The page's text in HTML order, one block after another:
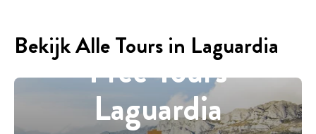
Bekijk Alle Tours in Laguardia
Free Tours
Laguardia